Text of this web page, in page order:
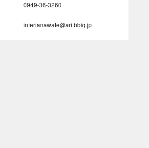
0949-36-3260
interianawate@ari.bbiq.jp